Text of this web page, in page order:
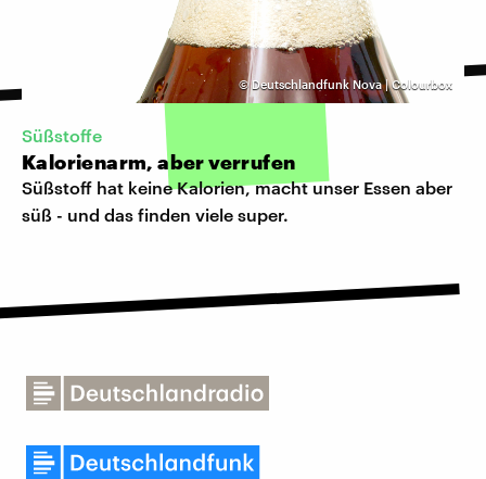
©Deutschlandfunk Nova | Colourbox
Süßstoffe
Kalorienarm, aber verrufen
Süßstoff hat keine Kalorien, macht unser Essen aber
süß - und das finden viele super.